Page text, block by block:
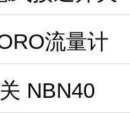
流量计
NBN40